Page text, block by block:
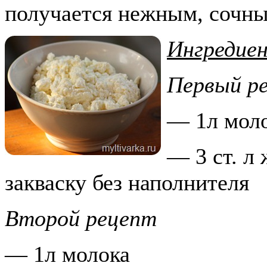
получается нежным,
Первый
— 1л
— 3 ст. л
закваску без наполнителя
Второй рецепт
— 1л молока